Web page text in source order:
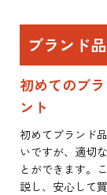
ブランド
初めてのブ
ント
初めてブランド
いですが、適切
とができます。
説し、安心して